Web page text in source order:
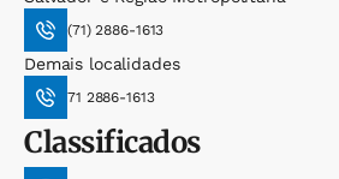
(71) 2886-1613
Demais localidades
71 2886-1613
Classificados